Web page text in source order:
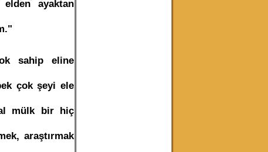
ayaktan
sahip eline
çok şeyi ele
mülk bir hiç
araştırmak